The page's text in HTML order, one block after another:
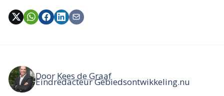
Door Kees de Graaf
Eindredacteur Gebiedsontwikkeling.nu